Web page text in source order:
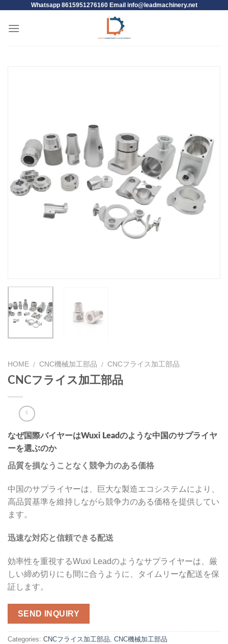
Whatsapp 8615951276160 Email info@leadmachinery.net
HOME / CNC機械加工部品 / CNCフライス加工部品
CNCフライス加工部品
なぜ国際バイヤーはWuxi Leadのような中国のサプライヤ
ーを選ぶのか
品質を損なうことなく競争力のある価格
中国のサプライヤーは、巨大な製造エコシステムにより、
高品質基準を維持しながら競争力のある価格を提供してい
ます。
迅速な対応と信頼できる配送
効率性を重視するWuxi Leadのようなサプライヤーは、厳
しい締め切りにも間に合うように、タイムリーな配送を保
証します。
SEND INQUIRY
Categories: CNCフライス加工部品, CNC機械加工部品